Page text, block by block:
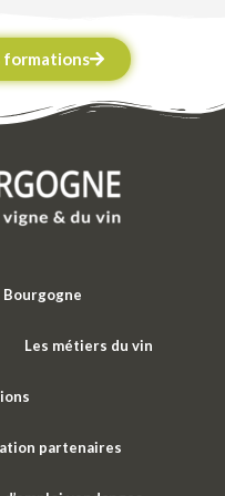
formations
Les métiers du vin
partenaires